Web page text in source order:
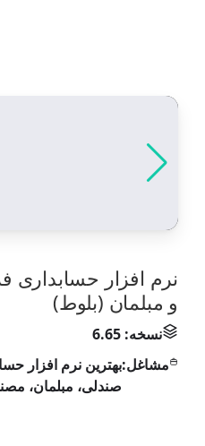
نرم افزار
و مبلمان (بلوط)
نسخه: 6.65
مشاغل:بهترین نرم افزار
صندلی، مبلمان،